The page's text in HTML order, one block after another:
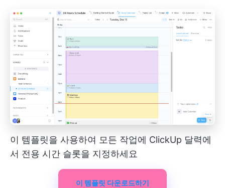
이 템플릿을 사용하여 모든 작업에 ClickUp 달력에
서 전용 시간 슬롯을 지정하세요
이 템플릿 다운로드하기